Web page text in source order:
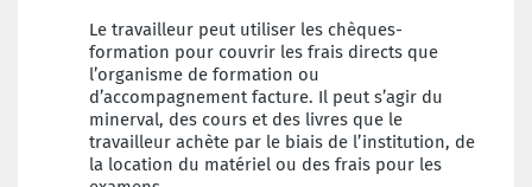
Le travailleur peut utiliser les chèques-
formation pour couvrir les frais directs que
l’organisme de formation ou
d’accompagnement facture. Il peut s’agir du
minerval, des cours et des livres que le
travailleur achète par le biais de l’institution, de
la location du matériel ou des frais pour les